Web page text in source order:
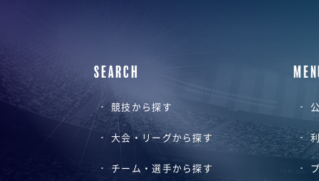
SEARCH
競技から探す
大会・リーグから探す
チーム・選手から探す